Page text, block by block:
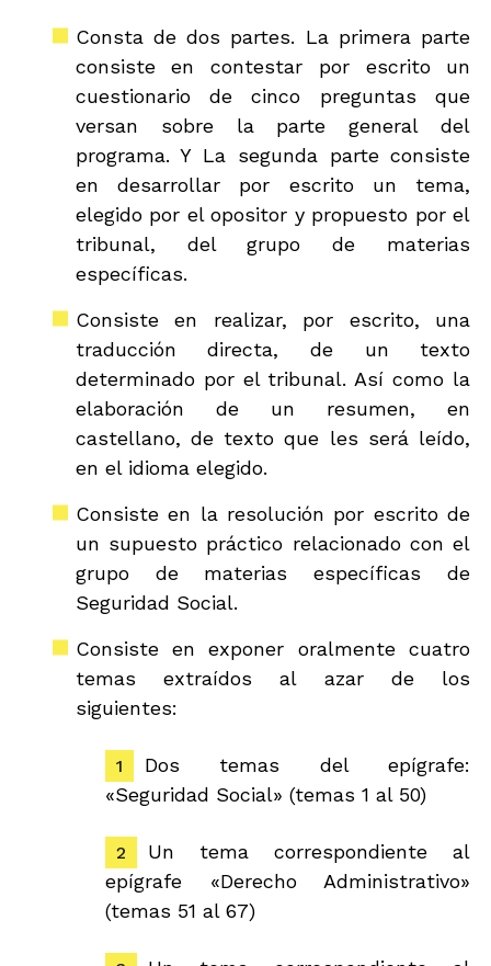
Consta de dos partes. La primera parte
consiste en contestar por escrito un
cuestionario de cinco preguntas que
versan sobre la parte general del
programa. Y La segunda parte consiste
en desarrollar por escrito un tema,
elegido por el opositor y propuesto por el
tribunal, del grupo de materias
específicas.
Consiste en realizar, por escrito, una
traducción directa, de un texto
determinado por el tribunal. Así como la
elaboración de un resumen, en
castellano, de texto que les será leído,
en el idioma elegido.
Consiste en la resolución por escrito de
un supuesto práctico relacionado con el
grupo de materias específicas de
Seguridad Social.
Consiste en exponer oralmente cuatro
temas extraídos al azar de los
siguientes:
Dos temas del epígrafe:
«Seguridad Social» (temas 1 al 50)
Un tema correspondiente al
epígrafe «Derecho Administrativo»
(temas 51 al 67)